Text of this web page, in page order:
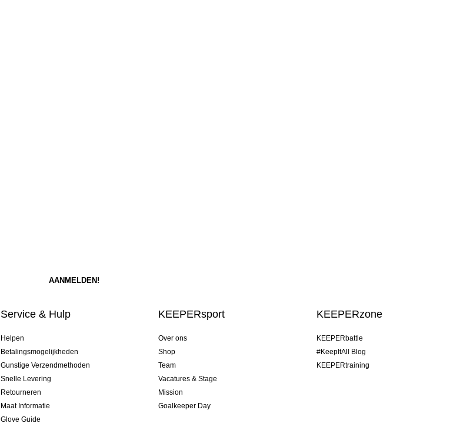
Service & Hulp
Helpen
Betalingsmogelijkheden
Gunstige Verzendmethoden
Snelle Levering
Retourneren
Maat Informatie
Glove Guide
KEEPERsport
Over ons
Shop
Team
Vacatures & Stage
Mission
Goalkeeper Day
KEEPERzone
KEEPERbattle
#KeepItAll Blog
KEEPERtraining